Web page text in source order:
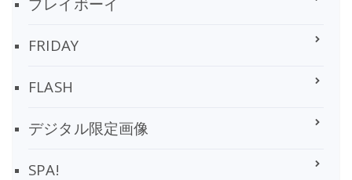
FRIDAY
FLASH
デジタル限定画像
SPA!